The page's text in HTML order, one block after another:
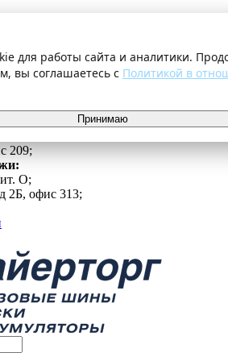
для работы сайта и аналитики.
вы соглашаетесь с Политикой в
Принимаю
209;
О;
2Б, офис 313;